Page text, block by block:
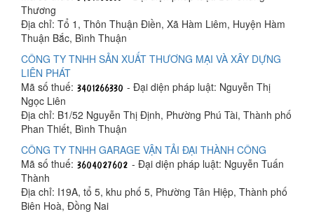
Thương
Địa chỉ: Tổ 1, Thôn Thuận Điền, Xã Hàm Liêm, Huyện Hàm
Thuận Bắc, Bình Thuận
CÔNG TY TNHH SẢN XUẤT THƯƠNG MẠI VÀ XÂY DỰNG
LIÊN PHÁT
Mã số thuế:
- Đại diện pháp luật: Nguyễn Thị
Ngọc Liên
Địa chỉ: B1/52 Nguyễn Thị Định, Phường Phú Tài, Thành phố
Phan Thiết, Bình Thuận
CÔNG TY TNHH GARAGE VẬN TẢI ĐẠI THÀNH CÔNG
Mã số thuế:
- Đại diện pháp luật: Nguyễn Tuấn
Thành
Địa chỉ: I19A, tổ 5, khu phố 5, Phường Tân Hiệp, Thành phố
Biên Hoà, Đồng Nai